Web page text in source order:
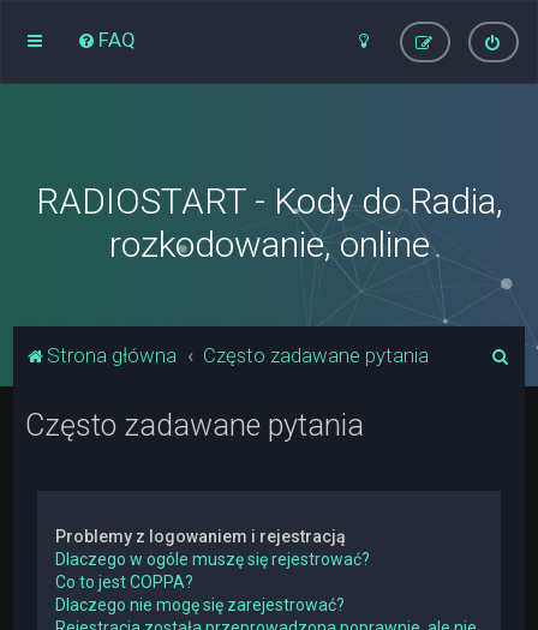
FAQ
RADIOSTART - Kody do Radia,
rozkodowanie, online
Strona główna Często zadawane pytania
Często zadawane pytania
Problemy z logowaniem i rejestracją
Dlaczego w ogóle muszę się rejestrować?
Co to jest COPPA?
Dlaczego nie mogę się zarejestrować?